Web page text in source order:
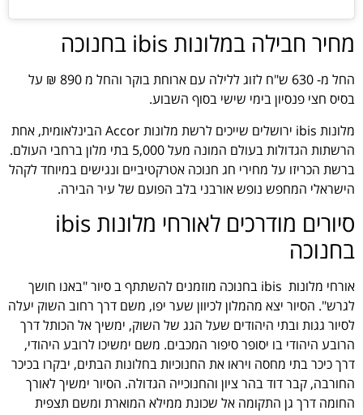
מחיר חבילה במלונות ibis בחנוכה
החל מ- 630 ש"ח לזוג ללילה עם ארוחת בוקר והחל מ 890 ₪ על
בסיס חצי פנסיון בימי שישי בסוף השבוע.
מלונות ibis ירושלים שייכים לרשת מלונות Accor הבינלאומית, אחת
הרשתות הגדולות בעולם המונה מעל 5,000 בתי מלון ברחבי העולם.
ברשת הכריזו על מחירי חג חנוכה אטרקטיביים ונגישים במיוחד לקהל
הישראלי המחפש נופש אורבני בלב הפועם של עיר הבירה.
סיורים מודרכים לאורחי מלונות ibis
בחנוכה
אורחי מלונות ibis בחנוכה מוזמנים להשתתף ב סיור "באנו חושך
לגרש". הסיור יצא מהמלון לכיוון שער יפו, משם דרך רחוב השוק יעלה
לסיור גגות ובתי היהודים שעל הגג של השוק, ימשיך אל הכותל דרך
הרובע היהודי בו יסופר סיפור המכבים. משם ימשיכו לרובע היהודי,
דרך כיכר בתי מחסה ויראו את החנוכיות בחלונות הבתים, יבקרו בכיכר
החורבה, קבר דוד בהר ציון והחנוכייה הגדולה. הסיור ימשיך לאורך
החומה דרך גן התקומה אל שכונת ממילא המוארת ומשם תצפית